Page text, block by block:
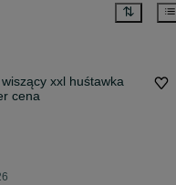
xxl huśtawka
cena